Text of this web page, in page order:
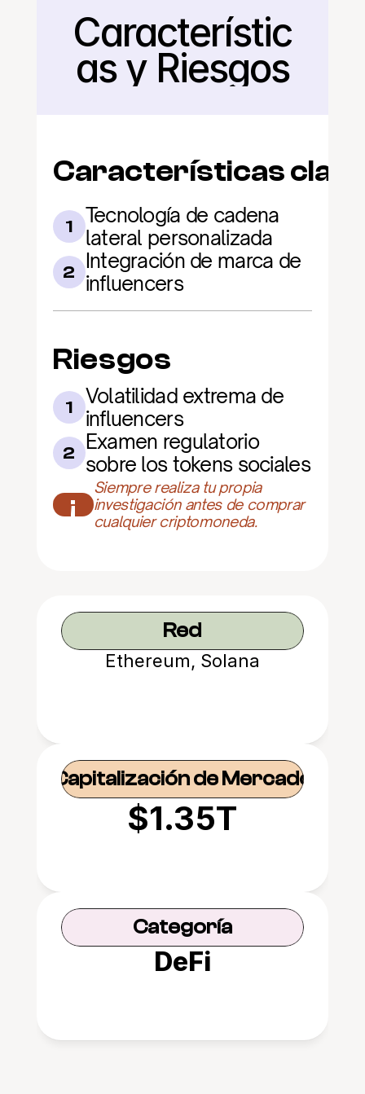
Regresar
Característic
as y Riesgos
Características
1
Tecnología de cadena
lateral personalizada
2 Integración de marca de
influencers
Riesgos
1
Volatilidad extrema de
influencers
2 Examen regulatorio
sobre los tokens sociales
¡
Siempre realiza tu propia
investigación antes de comprar
cualquier criptomoneda.
Red
Ethereum, Solana
Capitalización de Mercado
$1.35T
Categoría
DeFi